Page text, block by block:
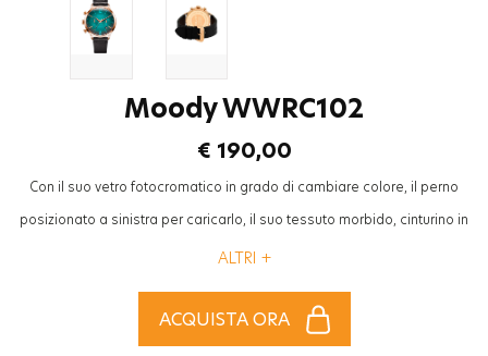
Moody WWRC102
€ 190,00
Con il suo vetro fotocromatico in grado di cambiare colore, il perno
posizionato a sinistra per caricarlo, il suo tessuto morbido, cinturino in
pelle e con diverse opzioni di colore, la collezione “Smoothie” sara’ il
ALTRI +
ACQUISTA ORA